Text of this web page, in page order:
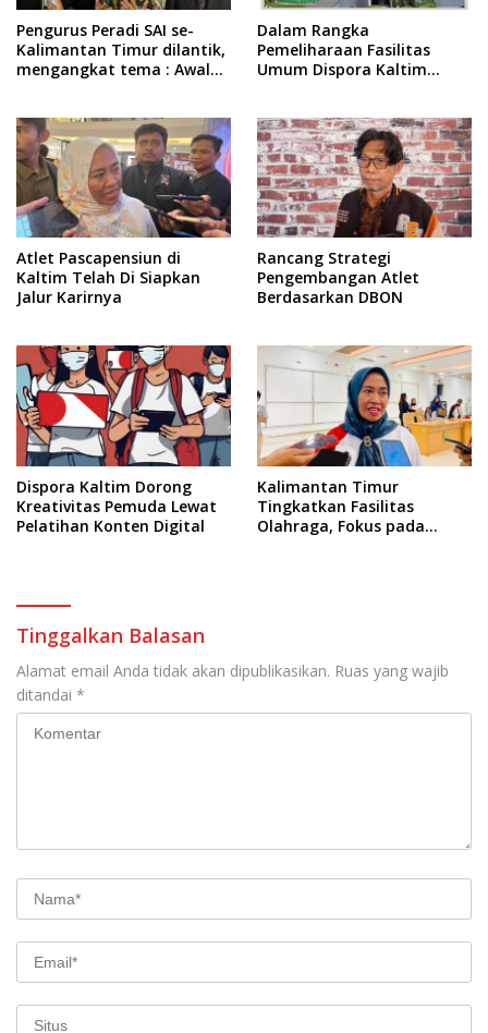
Pengurus Peradi SAI se-
Kalimantan Timur dilantik,
mengangkat tema : Awal
Dalam Rangka
Pemeliharaan Fasilitas
Umum Dispora Kaltim
Atlet Pascapensiun di
Kaltim Telah Di Siapkan
Jalur Karirnya
Rancang Strategi
Pengembangan Atlet
Berdasarkan DBON
Dispora Kaltim Dorong
Kreativitas Pemuda Lewat
Pelatihan Konten Digital
Kalimantan Timur
Tingkatkan Fasilitas
Olahraga, Fokus pada
Tinggalkan Balasan
Alamat email Anda tidak akan dipublikasikan. Ruas yang wajib
ditandai *